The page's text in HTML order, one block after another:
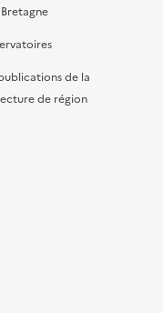
de la
de région